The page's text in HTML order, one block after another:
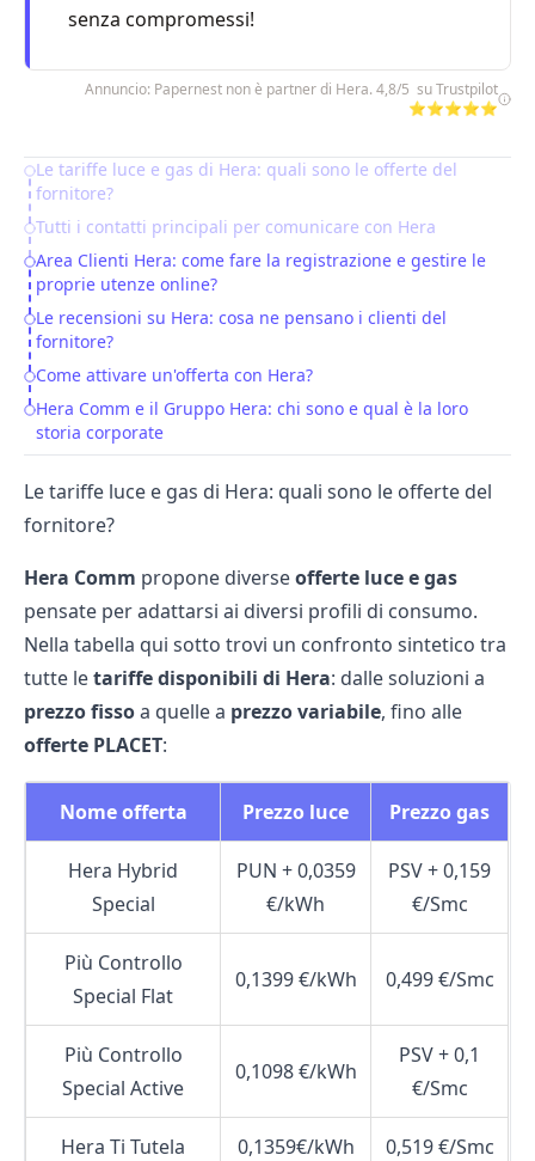
senza compromessi!
Annuncio: Papernest non è partner di Hera. 4,8/5 su Trustpilot
⭐⭐⭐⭐⭐
Table of Contents
Le tariffe luce e gas di Hera: quali sono le offerte del
fornitore?
Tutti i contatti principali per comunicare con Hera
Area Clienti Hera: come fare la registrazione e gestire le
proprie utenze online?
Le recensioni su Hera: cosa ne pensano i clienti del
fornitore?
Come attivare un'offerta con Hera?
Hera Comm e il Gruppo Hera: chi sono e qual è la loro
storia corporate
Le tariffe luce e gas di Hera: quali sono le offerte del
fornitore?
Hera Comm propone diverseofferte luce e gas
pensate per adattarsi ai diversi profili di consumo.
Nella tabella qui sotto trovi un confronto sintetico tra
tutte letariffe disponibili di Hera: dalle soluzioni a
prezzo fissoa quelle a prezzo variabile, fino alle
offerte PLACET:
Nome offerta Prezzo luce Prezzo gas
Hera Hybrid
Special
PUN + 0,0359
€/kWh
PSV+ 0,159
€/Smc
Più Controllo
Special Flat
0,1399 €/kWh 0,499 €/Smc
Più Controllo
Special Active
0,1098 €/kWh
PSV + 0,1
€/Smc
Hera Ti Tutela 0,1359€/kWh 0,519 €/Smc